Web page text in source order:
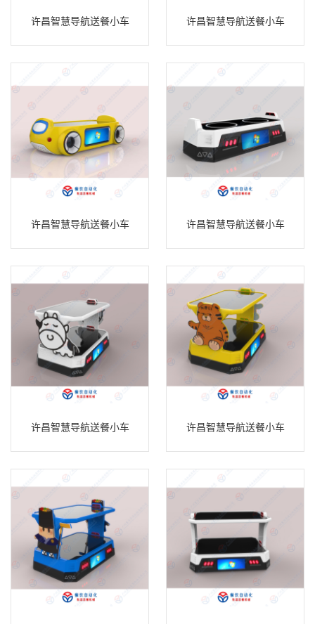
许昌智慧导航送餐小车 许昌智慧导航送餐小车
许昌智慧导航送餐小车 许昌智慧导航送餐小车
许昌智慧导航送餐小车 许昌智慧导航送餐小车